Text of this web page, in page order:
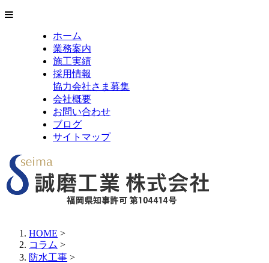
ホーム
業務案内
施工実績
採用情報
協力会社さま募集
会社概要
お問い合わせ
ブログ
サイトマップ
HOME >
コラム >
防水工事 >